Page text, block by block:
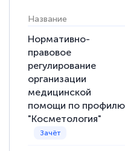
Светлана К
Знаток города 7
10 марта
Оставила заявку
Название
Нормативно-
правовое
регулирование
организации
медицинской
помощи по профилю
"Косметология"